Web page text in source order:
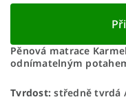
Pěnová matrace
odnímatelným
Tvrdost: středně tvrdá